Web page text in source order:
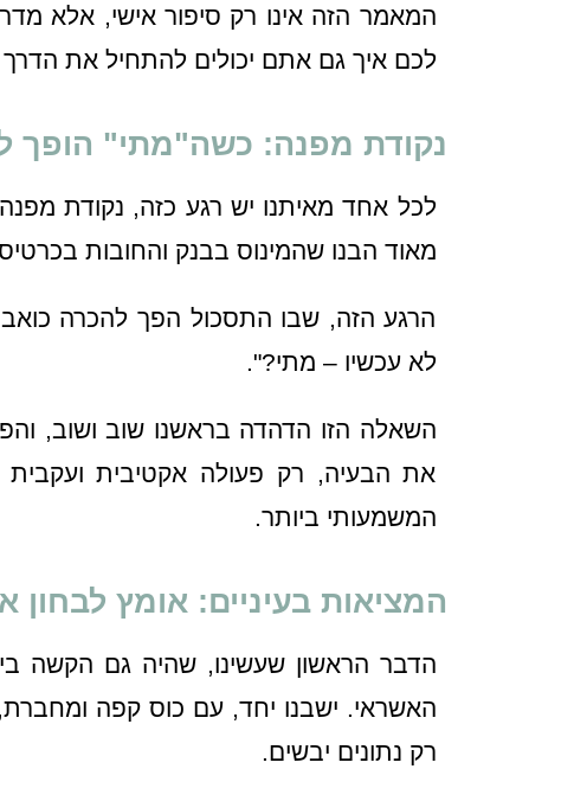
המאמר הזה אינו רק סיפור אישי, אלא
לכם איך גם אתם יכולים להתחיל את
נקודת מפנה: כשה"מתי" הופך
לכל אחד מאיתנו יש רגע כזה, נקודת
מאוד הבנו שהמינוס בבנק והחובות
הרגע הזה, שבו התסכול הפך להכרה
לא עכשיו – מתי?".
השאלה הזו הדהדה בראשנו שוב ושוב,
את הבעיה, רק פעולה אקטיבית
המשמעותי ביותר.
המציאות בעיניים: אומץ
הדבר הראשון שעשינו, שהיה גם הקשה
האשראי. ישבנו יחד, עם כוס קפה
רק נתונים יבשים.